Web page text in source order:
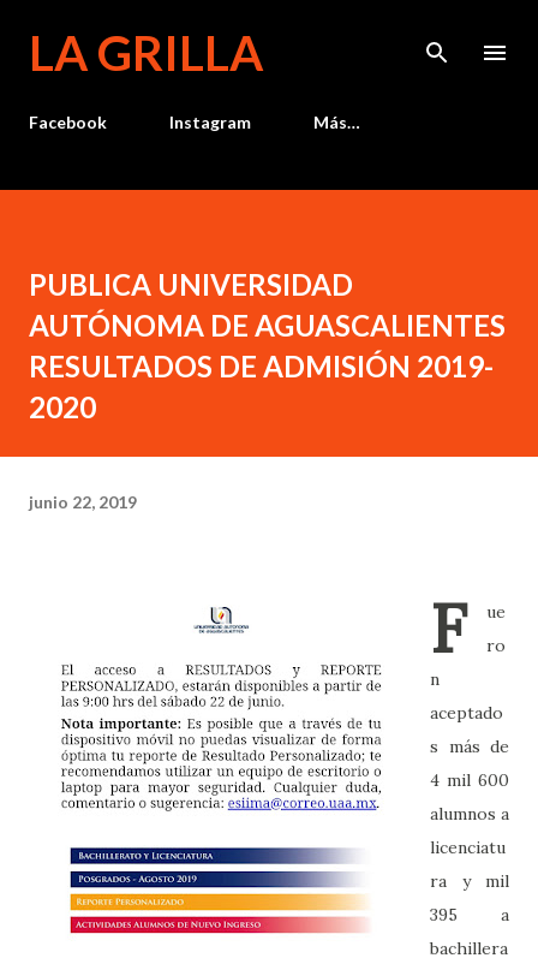
LA GRILLA
Facebook Instagram Más…
PUBLICA UNIVERSIDAD
AUTÓNOMA DE AGUASCALIENTES
RESULTADOS DE ADMISIÓN 2019-
2020
junio 22, 2019
F
ue
ro
n
aceptado
s más de
4 mil 600
alumnos a
licenciatu
ra y mil
395 a
bachillera